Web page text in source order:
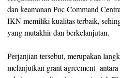
dan keamanan Poc Command
IKN memiliki kualitas terbaik,
yang mutakhir dan berkelanjutan.
Perjanjian tersebut, merupakan
melanjutkan grant agreement